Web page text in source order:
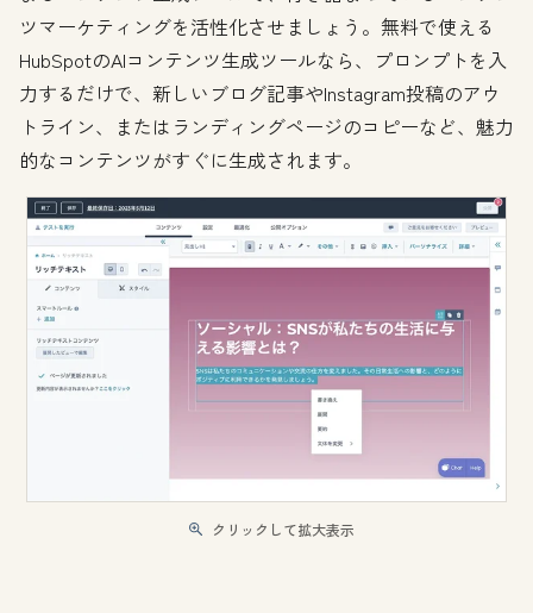
ツマーケティングを活性化させましょう。無料で使える
HubSpotのAIコンテンツ生成ツールなら、プロンプトを入
力するだけで、新しいブログ記事やInstagram投稿のアウ
トライン、またはランディングページのコピーなど、魅力
的なコンテンツがすぐに生成されます。
クリックして拡大表示